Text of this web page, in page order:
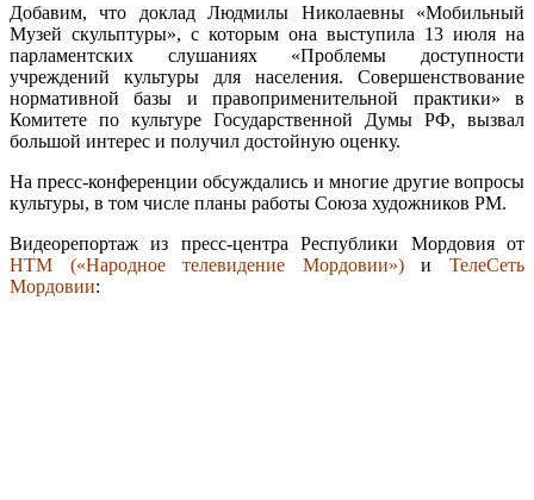
Добавим, что доклад Людмилы Николаевны «Мобильный
Музей скульптуры», с которым она выступила 13 июля на
парламентских слушаниях «Проблемы доступности
учреждений культуры для населения. Совершенствование
нормативной базы и правоприменительной практики» в
Комитете по культуре Государственной Думы РФ, вызвал
большой интерес и получил достойную оценку.
На пресс-конференции обсуждались и многие другие вопросы
культуры, в том числе планы работы Союза художников РМ.
Видеорепортаж из пресс-центра Республики Мордовия от
НТМ («Народное телевидение Мордовии»)иТелеСеть
Мордовии: